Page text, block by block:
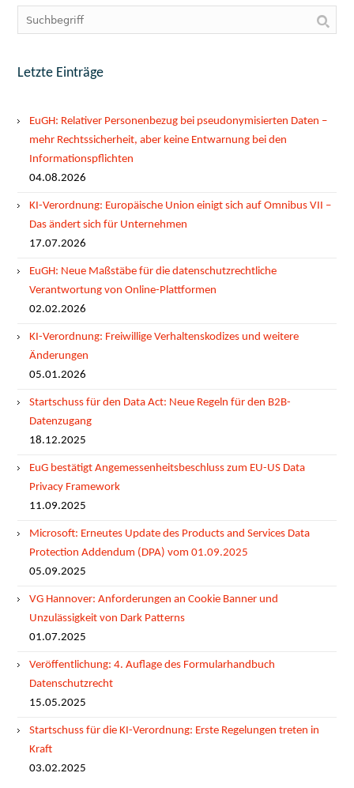
Letzte Einträge
EuGH: Relativer Personenbezug bei pseudonymisierten Daten –
mehr Rechtssicherheit, aber keine Entwarnung bei den
Informationspflichten
04.08.2026
KI-Verordnung: Europäische Union einigt sich auf Omnibus VII –
Das ändert sich für Unternehmen
17.07.2026
EuGH: Neue Maßstäbe für die datenschutzrechtliche
Verantwortung von Online-Plattformen
02.02.2026
KI-Verordnung: Freiwillige Verhaltenskodizes und weitere
Änderungen
05.01.2026
Startschuss für den Data Act: Neue Regeln für den B2B-
Datenzugang
18.12.2025
EuG bestätigt Angemessenheitsbeschluss zum EU-US Data
Privacy Framework
11.09.2025
Microsoft: Erneutes Update des Products and Services Data
Protection Addendum (DPA) vom 01.09.2025
05.09.2025
VG Hannover: Anforderungen an Cookie Banner und
Unzulässigkeit von Dark Patterns
01.07.2025
Veröffentlichung: 4. Auflage des Formularhandbuch
Datenschutzrecht
15.05.2025
Startschuss für die KI-Verordnung: Erste Regelungen treten in
Kraft
03.02.2025